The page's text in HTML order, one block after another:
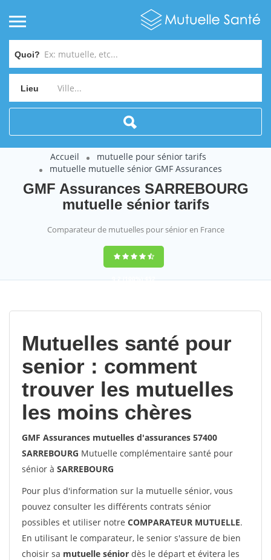
Quoi?
Lieu
Accueil
mutuelle pour sénior tarifs
mutuelle mutuelle sénior GMF Assurances
GMF Assurances SARREBOURG
mutuelle sénior tarifs
Comparateur de mutuelles pour sénior en France
9,2(100%)452
Mutuelles santé pour
senior : comment
trouver les mutuelles
les moins chères
GMF Assurances mutuelles d'assurances 57400
SARREBOURG Mutuelle complémentaire santé pour
sénior à SARREBOURG
Pour plus d'information sur la mutuelle sénior, vous
pouvez consulter les différents contrats sénior
possibles et utiliser notre COMPARATEUR MUTUELLE.
En utilisant le comparateur, le senior s'assure de bien
choisir sa mutuelle sénior dès le départ et évitera les